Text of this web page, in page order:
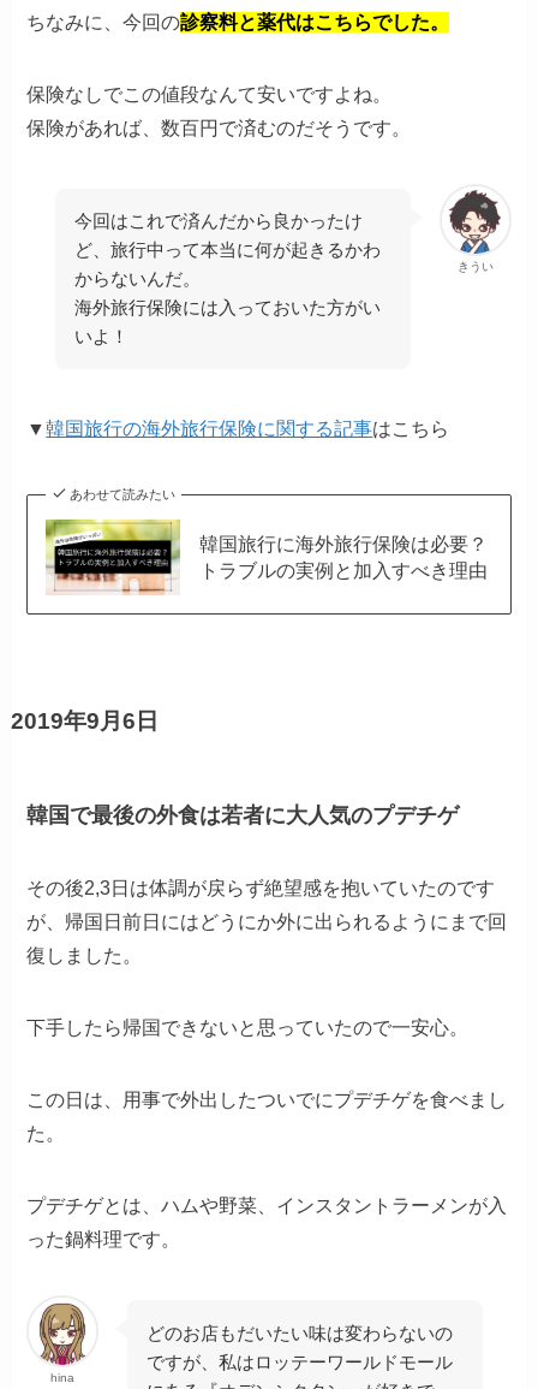
ちなみに、今回の診察料と薬代はこちらでした。
保険なしでこの値段なんて安いですよね。
保険があれば、数百円で済むのだそうです。
きうい
今回はこれで済んだから良かったけ
ど、旅行中って本当に何が起きるかわ
からないんだ。
海外旅行保険には入っておいた方がい
いよ！
▼韓国旅行の海外旅行保険に関する記事はこちら
あわせて読みたい
韓国旅行に海外旅行保険は必要？
トラブルの実例と加入すべき理由
2019年9月6日
韓国で最後の外食は若者に大人気のプデチゲ
その後2,3日は体調が戻らず絶望感を抱いていたのです
が、帰国日前日にはどうにか外に出られるようにまで回
復しました。
下手したら帰国できないと思っていたので一安心。
この日は、用事で外出したついでにプデチゲを食べまし
た。
プデチゲとは、ハムや野菜、インスタントラーメンが入
った鍋料理です。
hina
どのお店もだいたい味は変わらないの
ですが、私はロッテーワールドモール